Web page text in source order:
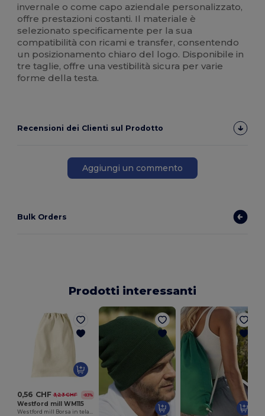
invernale o come capo aziendale personalizzato,
offre prestazioni costanti. Il materiale è
selezionato specificamente per la sua
compatibilità con ricami e transfer, consentendo
un posizionamento chiaro del logo. Disponibile in
tre taglie, offre una vestibilità sicura per varie
forme della testa.
Recensioni dei Clienti sul Prodotto
Aggiungi un commento
Bulk Orders
Prodotti interessanti
0,56 CHF 3,23 CHF -83%
Westford mill WM115
Westford mill Borsa in tela 100% cotone